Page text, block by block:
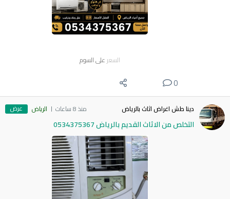
السعر على السوم
0
دينا طش اغراض اثاث بالرياض منذ 8 ساعات الرياض عرض
التخلص من الاثاث القديم بالرياض 0534375367